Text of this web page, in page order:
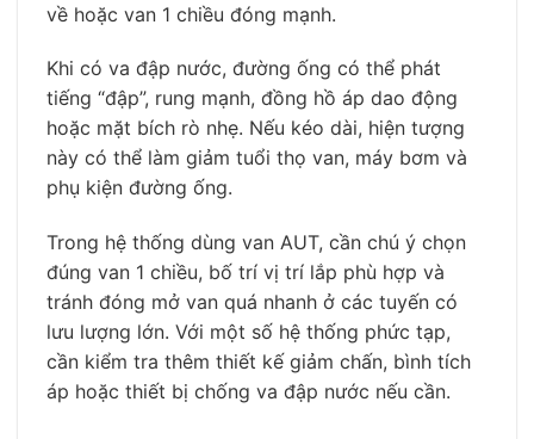
về hoặc van 1 chiều đóng mạnh.
Khi có va đập nước, đường ống có thể phát
tiếng “đập”, rung mạnh, đồng hồ áp dao động
hoặc mặt bích rò nhẹ. Nếu kéo dài, hiện tượng
này có thể làm giảm tuổi thọ van, máy bơm và
phụ kiện đường ống.
Trong hệ thống dùng van AUT, cần chú ý chọn
đúng van 1 chiều, bố trí vị trí lắp phù hợp và
tránh đóng mở van quá nhanh ở các tuyến có
lưu lượng lớn. Với một số hệ thống phức tạp,
cần kiểm tra thêm thiết kế giảm chấn, bình tích
áp hoặc thiết bị chống va đập nước nếu cần.